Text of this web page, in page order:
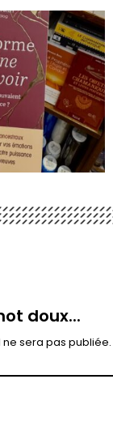
doux...
sera pas publiée.